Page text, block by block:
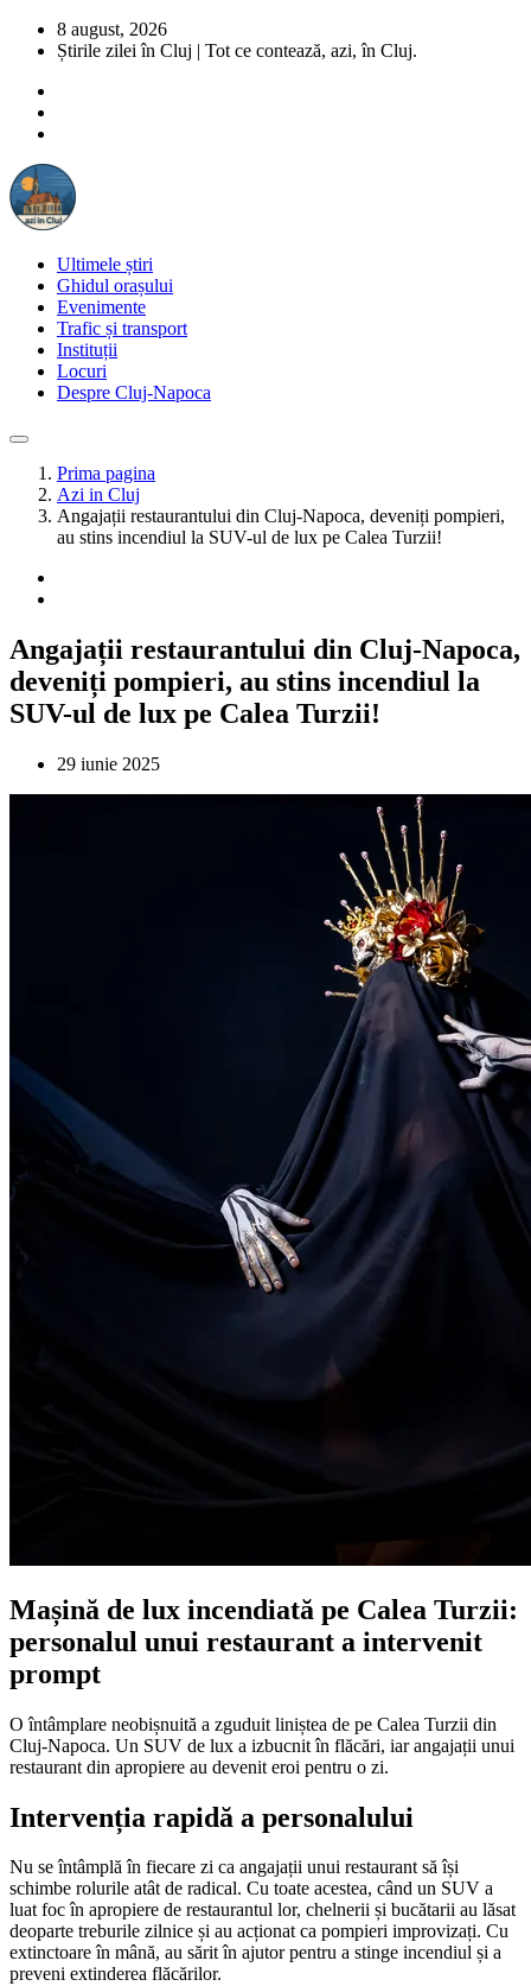
8 august, 2026
Știrile zilei în Cluj | Tot ce contează, azi, în Cluj.
Ultimele știri
Ghidul orașului
Evenimente
Trafic și transport
Instituții
Locuri
Despre Cluj-Napoca
Prima pagina
Azi in Cluj
Angajații restaurantului din Cluj-Napoca, deveniți pompieri,
au stins incendiul la SUV-ul de lux pe Calea Turzii!
Angajații restaurantului din Cluj-Napoca,
deveniți pompieri, au stins incendiul la
SUV-ul de lux pe Calea Turzii!
29 iunie 2025
Mașină de lux incendiată pe Calea Turzii:
personalul unui restaurant a intervenit
prompt
O întâmplare neobișnuită a zguduit liniștea de pe Calea Turzii din
Cluj-Napoca. Un SUV de lux a izbucnit în flăcări, iar angajații unui
restaurant din apropiere au devenit eroi pentru o zi.
Intervenția rapidă a personalului
Nu se întâmplă în fiecare zi ca angajații unui restaurant să își
schimbe rolurile atât de radical. Cu toate acestea, când un SUV a
luat foc în apropiere de restaurantul lor, chelnerii și bucătarii au lăsat
deoparte treburile zilnice și au acționat ca pompieri improvizați. Cu
extinctoare în mână, au sărit în ajutor pentru a stinge incendiul și a
preveni extinderea flăcărilor.